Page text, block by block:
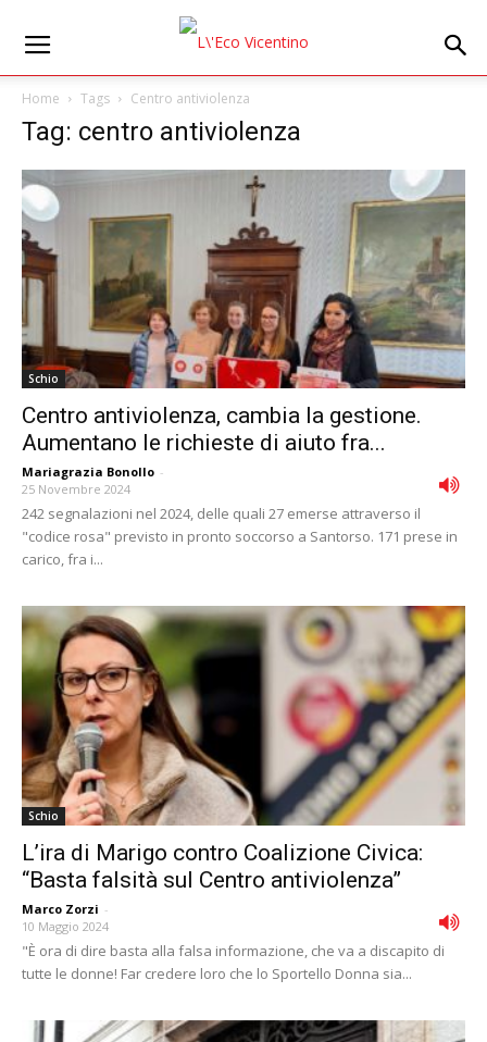
Home Tags Centro antiviolenza
Tag: centro antiviolenza
Schio
Centro antiviolenza, cambia la gestione.
Aumentano le richieste di aiuto fra...
Mariagrazia Bonollo -
25 Novembre 2024
242 segnalazioni nel 2024, delle quali 27 emerse attraverso il
"codice rosa" previsto in pronto soccorso a Santorso. 171 prese in
carico, fra i...
Schio
L’ira di Marigo contro Coalizione Civica:
“Basta falsità sul Centro antiviolenza”
Marco Zorzi -
10 Maggio 2024
"È ora di dire basta alla falsa informazione, che va a discapito di
tutte le donne! Far credere loro che lo Sportello Donna sia...